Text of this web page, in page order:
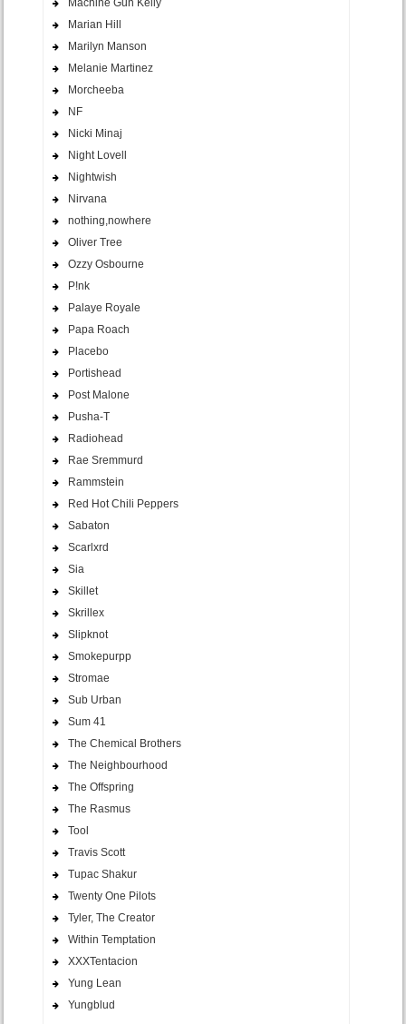
Machine Gun Kelly
Marian Hill
Marilyn Manson
Melanie Martinez
Morcheeba
NF
Nicki Minaj
Night Lovell
Nightwish
Nirvana
nothing,nowhere
Oliver Tree
Ozzy Osbourne
P!nk
Palaye Royale
Papa Roach
Placebo
Portishead
Post Malone
Pusha-T
Radiohead
Rae Sremmurd
Rammstein
Red Hot Chili Peppers
Sabaton
Scarlxrd
Sia
Skillet
Skrillex
Slipknot
Smokepurpp
Stromae
Sub Urban
Sum 41
The Chemical Brothers
The Neighbourhood
The Offspring
The Rasmus
Tool
Travis Scott
Tupac Shakur
Twenty One Pilots
Tyler, The Creator
Within Temptation
XXXTentacion
Yung Lean
Yungblud